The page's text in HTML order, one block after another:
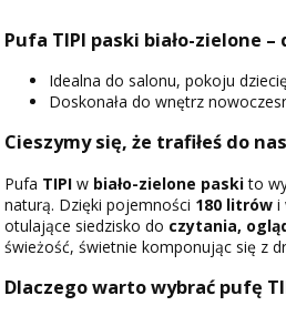
Pufa TIPI paski biało-zielone
Idealna do salonu, pokoju
Doskonała do wnętrz
Cieszymy się, że trafiłeś do
Pufa TIPIw biało-zielone paskito
naturą. Dzięki pojemności 180 litrówi
otulające siedzisko do czytania,
świeżość, świetnie komponując się z
Dlaczego warto wybrać pufę